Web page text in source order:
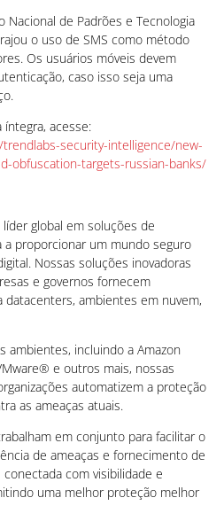
de Padrões e Tecnologia
o uso de SMS como método
Os usuários móveis devem
caso isso seja uma
íntegra, acesse:
security-intelligence/new-
obfuscation-targets-russian-banks/
global em soluções de
a proporcionar um mundo seguro
Nossas soluções inovadoras
e governos fornecem
datacenters, ambientes em nuvem,
ambientes, incluindo a Amazon
e outros mais, nossas
automatizem a proteção
as ameaças atuais.
em conjunto para facilitar o
de ameaças e fornecimento de
com visibilidade e
uma melhor proteção melhor